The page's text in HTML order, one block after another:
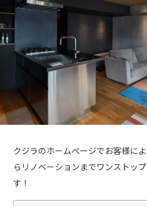
クジラのホームぺージでお客様に
らリノベーションまでワンストッ
す！